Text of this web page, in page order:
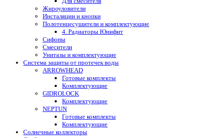
Жироуловители
Инсталяции и кнопки
Полотенцесушители и комплектующие
4. Радиаторы Юнифит
Сифоны
Смесители
Унитазы и комплектующие
Система защиты от протечек воды
ARROWHEAD
Готовые комплекты
Комплектующие
GIDROLOCK
Комплектующие
NEPTUN
Готовые комплекты
Комплектующие
Солнечные коллекторы